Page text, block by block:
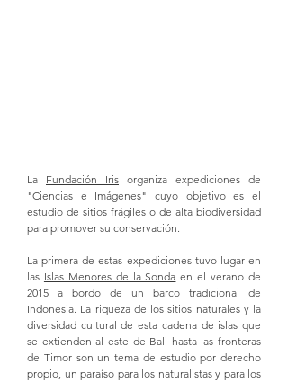
La Fundación Iris organiza expediciones de
"Ciencias e Imágenes" cuyo objetivo es el
estudio de sitios frágiles o de alta biodiversidad
para promover su conservación.
La primera de estas expediciones tuvo lugar en
las Islas Menores de la Sonda en el verano de
2015 a bordo de un barco tradicional de
Indonesia. La riqueza de los sitios naturales y la
diversidad cultural de esta cadena de islas que
se extienden al este de Bali hasta las fronteras
de Timor son un tema de estudio por derecho
propio, un paraíso para los naturalistas y para los